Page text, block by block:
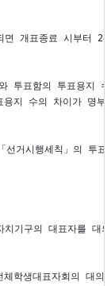
면 개표종료 시부터
투표함의 투표용지
지 수의 차이가 명
거시행세칙」의 투
치기구의 대표자를 대
학생대표자회의 대의